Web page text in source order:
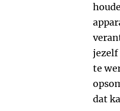
jezelf
te
dat